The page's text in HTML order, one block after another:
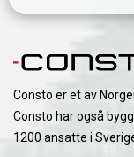
Consto er et av
Consto har også
1200 ansatte i